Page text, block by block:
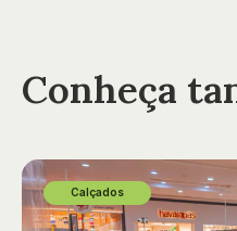
Conheça
Calçados